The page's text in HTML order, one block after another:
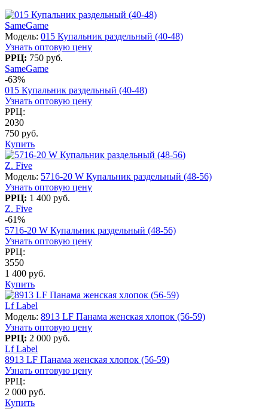
SameGame
Модель: 015 Купальник раздельный (40-48)
Узнать оптовую цену
РРЦ: 750 руб.
SameGame
-63%
015 Купальник раздельный (40-48)
Узнать оптовую цену
РРЦ:
2030
750 руб.
Купить
Z. Five
Модель: 5716-20 W Купальник раздельный (48-56)
Узнать оптовую цену
РРЦ: 1 400 руб.
Z. Five
-61%
5716-20 W Купальник раздельный (48-56)
Узнать оптовую цену
РРЦ:
3550
1 400 руб.
Купить
Lf Label
Модель: 8913 LF Панама женская хлопок (56-59)
Узнать оптовую цену
РРЦ: 2 000 руб.
Lf Label
8913 LF Панама женская хлопок (56-59)
Узнать оптовую цену
РРЦ:
2 000 руб.
Купить